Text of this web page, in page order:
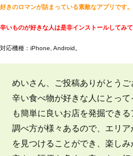
好きのロマンが詰まっている素敵なアプリです。
辛いものが好きな人は是非インストールしてみて
対応機種：iPhone, Android。
めいさん、ご投稿ありがとうご
辛い食べ物が好きな人にとっ
も簡単に良いお店を発掘できる
調べ方が様々あるので、エリ
を見つけることができ、楽しみ